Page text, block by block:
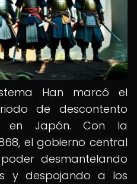
Han marcó el
de descontento
en Japón. Con la
el gobierno central
desmantelando
y despojando a los